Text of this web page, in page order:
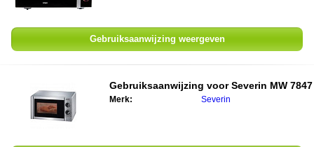
Gebruiksaanwijzing weergeven
Gebruiksaanwijzing voorSeverin MW 7847
Merk: Severin